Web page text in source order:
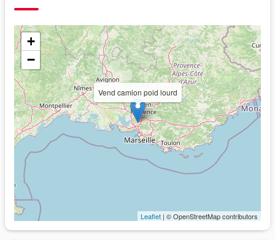
Vend camion poid lourd
+
−
Leaflet | © OpenStreetMap contributors